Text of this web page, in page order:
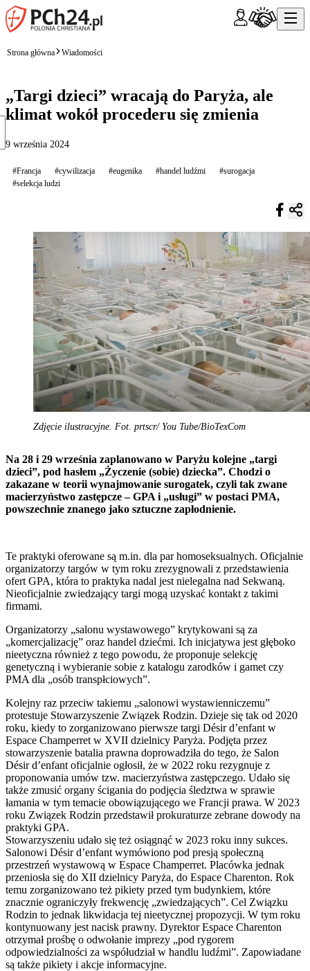
Strona główna Wiadomości
„Targi dzieci” wracają do Paryża, ale
klimat wokół procederu się zmienia
9 września 2024
#Francja #cywilizacja #eugenika #handel ludźmi
#surogacja
#selekcja ludzi
Zdjęcie ilustracyjne. Fot. prtscr/ You Tube/BioTexCom
Na 28 i 29 września zaplanowano w Paryżu kolejne „targi
dzieci”, pod hasłem „Życzenie (sobie) dziecka”. Chodzi o
zakazane w teorii wynajmowanie surogatek, czyli tak zwane
macierzyństwo zastępcze – GPA i „usługi” w postaci PMA,
powszechnie znanego jako sztuczne zapłodnienie.
Te praktyki oferowane są m.in. dla par homoseksualnych. Oficjalnie
organizatorzy targów w tym roku zrezygnowali z przedstawienia
ofert GPA, która to praktyka nadal jest nielegalna nad Sekwaną.
Nieoficjalnie zwiedzający targi mogą uzyskać kontakt z takimi
firmami.
Organizatorzy „salonu wystawowego” krytykowani są za
„komercjalizację” oraz handel dziećmi. Ich inicjatywa jest głęboko
nieetyczna również z tego powodu, że proponuje selekcję
genetyczną i wybieranie sobie z katalogu zarodków i gamet czy
PMA dla „osób transpłciowych”.
Kolejny raz przeciw takiemu „salonowi wystawienniczemu”
protestuje Stowarzyszenie Związek Rodzin. Dzieje się tak od 2020
roku, kiedy to zorganizowano pierwsze targi Désir d’enfant w
Espace Champerret w XVII dzielnicy Paryża. Podjęta przez
stowarzyszenie batalia prawna doprowadziła do tego, że Salon
Désir d’enfant oficjalnie ogłosił, że w 2022 roku rezygnuje z
proponowania umów tzw. macierzyństwa zastępczego. Udało się
także zmusić organy ścigania do podjęcia śledztwa w sprawie
łamania w tym temacie obowiązującego we Francji prawa. W 2023
roku Związek Rodzin przedstawił prokuraturze zebrane dowody na
praktyki GPA.
Stowarzyszeniu udało się też osiągnąć w 2023 roku inny sukces.
Salonowi Désir d’enfant wymówiono pod presją społeczną
przestrzeń wystawową w Espace Champerret. Placówka jednak
przeniosła się do XII dzielnicy Paryża, do Espace Charenton. Rok
temu zorganizowano też pikiety przed tym budynkiem, które
znacznie ograniczyły frekwencję „zwiedzających”. Cel Związku
Rodzin to jednak likwidacja tej nieetycznej propozycji. W tym roku
kontynuowany jest nacisk prawny. Dyrektor Espace Charenton
otrzymał prośbę o odwołanie imprezy „pod rygorem
odpowiedzialności za współudział w handlu ludźmi”. Zapowiadane
są także pikiety i akcje informacyjne.